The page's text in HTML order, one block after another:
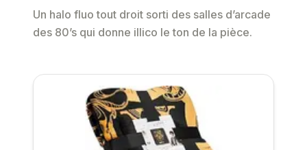
Un halo fluo tout droit sorti des salles d’arcade
des 80’s qui donne illico le ton de la pièce.